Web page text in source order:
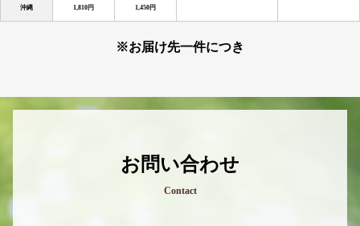
沖縄 1,810円 1,450円
※お届け先一件につき
お問い合わせ
Contact